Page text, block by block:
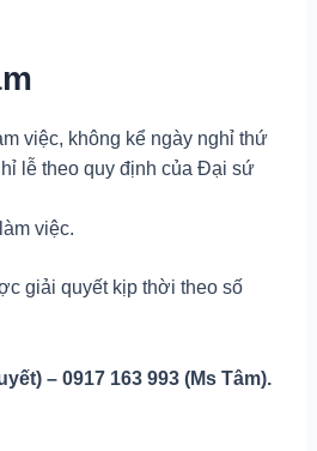
việc, không kể ngày nghỉ thứ
lễ theo quy định của Đại sứ
việc.
giải quyết kịp thời theo số
– 0917 163 993 (Ms Tâm).